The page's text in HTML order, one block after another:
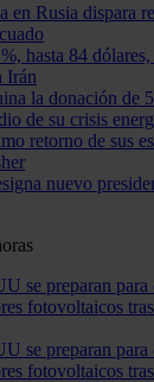
en Rusia dispara
hasta 84
Irán
la donación de
de su crisis
retorno de sus
nuevo
se preparan
fotovoltaicos
se preparan
fotovoltaicos